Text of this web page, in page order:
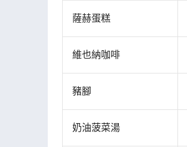
薩赫蛋糕
維也納咖啡
豬腳
奶油菠菜湯